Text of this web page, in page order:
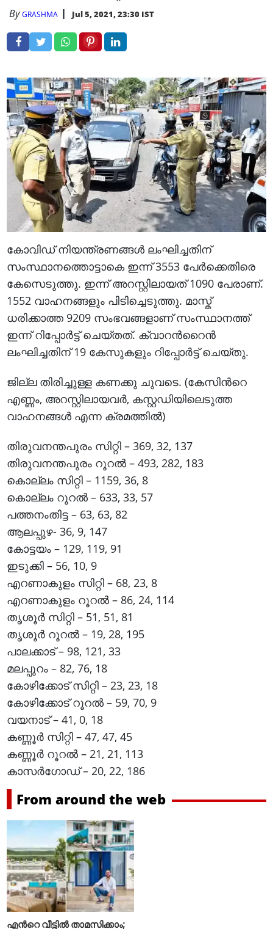
ByGRASHMA Jul 5, 2021, 23:30 IST
കോവിഡ് നിയന്ത്രണങ്ങള്‍ ലംഘിച്ചതിന്
സംസ്ഥാനത്തൊട്ടാകെ ഇന്ന് 3553 പേര്‍ക്കെതിരെ
കേസെടുത്തു. ഇന്ന് അറസ്റ്റിലായത് 1090 പേരാണ്.
1552 വാഹനങ്ങളും പിടിച്ചെടുത്തു. മാസ്ക്
ധരിക്കാത്ത 9209 സംഭവങ്ങളാണ് സംസ്ഥാനത്ത്
ഇന്ന് റിപ്പോര്‍ട്ട് ചെയ്തത്. ക്വാറന്‍റൈന്‍
ലംഘിച്ചതിന് 19 കേസുകളും റിപ്പോര്‍ട്ട് ചെയ്തു.
ജില്ല തിരിച്ചുള്ള കണക്കു ചുവടെ. (കേസിന്‍റെ
എണ്ണം, അറസ്റ്റിലായവര്‍, കസ്റ്റഡിയിലെടുത്ത
വാഹനങ്ങള്‍ എന്ന ക്രമത്തില്‍)
തിരുവനന്തപുരം സിറ്റി – 369, 32, 137
തിരുവനന്തപുരം റൂറല്‍ – 493, 282, 183
കൊല്ലം സിറ്റി – 1159, 36, 8
കൊല്ലം റൂറല്‍ – 633, 33, 57
പത്തനംതിട്ട – 63, 63, 82
ആലപ്പുഴ- 36, 9, 147
കോട്ടയം – 129, 119, 91
ഇടുക്കി – 56, 10, 9
എറണാകുളം സിറ്റി – 68, 23, 8
എറണാകുളം റൂറല്‍ – 86, 24, 114
തൃശൂര്‍ സിറ്റി – 51, 51, 81
തൃശൂര്‍ റൂറല്‍ – 19, 28, 195
പാലക്കാട് – 98, 121, 33
മലപ്പുറം – 82, 76, 18
കോഴിക്കോട് സിറ്റി – 23, 23, 18
കോഴിക്കോട് റൂറല്‍ – 59, 70, 9
വയനാട് – 41, 0, 18
കണ്ണൂര്‍ സിറ്റി – 47, 47, 45
കണ്ണൂര്‍ റൂറല്‍ – 21, 21, 113
കാസര്‍ഗോഡ് – 20, 22, 186
From around the web
എന്‍റെ വീട്ടില്‍ താമസിക്കാം;